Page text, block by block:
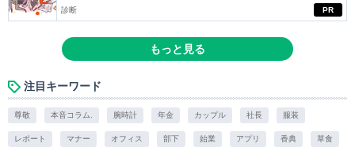
PR
診断
もっと見る
注目キーワード
尊敬 本音コラム. 腕時計 年金 カップル 社長 服装
レポート マナー オフィス 部下 始業 アプリ 香典 草食